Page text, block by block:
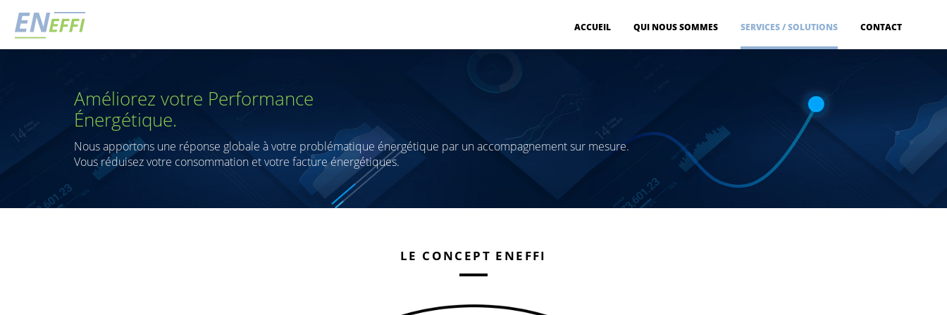
ACCUEIL QUI NOUS SOMMES SERVICES / SOLUTIONS CONTACT
Améliorez votre Performance
Énergétique.
Nous apportons une réponse globale à votre problématique énergétique par un accompagnement sur mesure.
Vous réduisez votre consommation et votre facture énergétiques.
LE CONCEPT ENEFFI